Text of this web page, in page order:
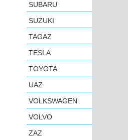
SUBARU
SUZUKI
TAGAZ
TESLA
TOYOTA
UAZ
VOLKSWAGEN
VOLVO
ZAZ